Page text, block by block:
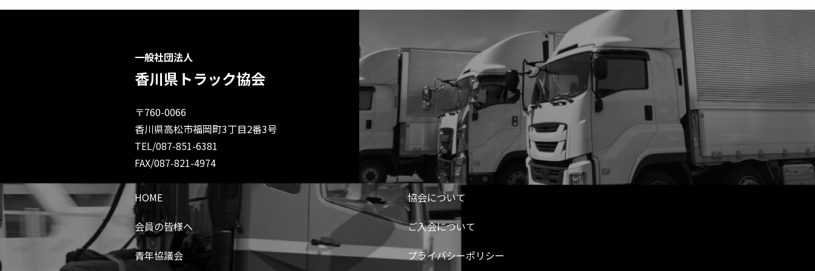
一般社団法人
香川県トラック協会
〒760-0066
香川県高松市福岡町3丁目2番3号
TEL/087-851-6381
FAX/087-821-4974
HOME
協会について
会員の皆様へ
ご入会について
青年協議会
プライバシーポリシー